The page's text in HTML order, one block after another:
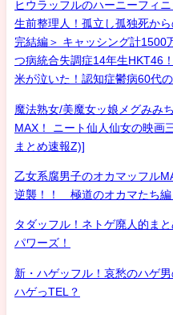
ヒウラッフルのハーニーフィ
生前整理人！孤立し孤独死か
完結編＞ キャッシング計1500
つ病統合失調症14年生HKT46
米が泣いた！認知症鬱病60代
魔法熟女/美魔女ッ娘メグみみ
MAX！ ニート仙人仙女の映画
まとめ速報Z)]
乙女系腐男子のオカマッフル
逆襲！！ 極道のオカマたち編
タダッフル！ネトゲ廃人的ま
パワーズ！
新・ハゲッフル！哀愁のハゲ
ハゲっTEL？